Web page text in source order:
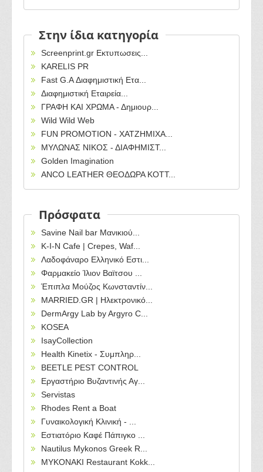
Στην ίδια κατηγορία
Screenprint.gr Εκτυπωσεις...
KARELIS PR
Fast G.A Διαφημιστική Ετα...
Διαφημιστική Εταιρεία...
ΓΡΑΦΗ ΚΑΙ ΧΡΩΜΑ - Δημιουρ...
Wild Wild Web
FUN PROMOTION - ΧΑΤΖΗΜΙΧΑ...
ΜΥΛΩΝΑΣ ΝΙΚΟΣ - ΔΙΑΦΗΜΙΣΤ...
Golden Imagination
ANCO LEATHER ΘΕΟΔΩΡΑ ΚΟΤΤ...
Πρόσφατα
Savine Nail bar Μανικιού...
Κ-Ι-Ν Cafe | Crepes, Waf...
Λαδοφάναρο Ελληνικό Εστι...
Φαρμακείο Ίλιον Βαϊτσου ...
Έπιπλα Μούζος Κωνσταντίν...
MARRIED.GR | Ηλεκτρονικό...
DermArgy Lab by Argyro C...
KOSEA
IsayCollection
Health Kinetix - Συμπληρ...
BEETLE PEST CONTROL
Εργαστήριο Βυζαντινής Αγ...
Servistas
Rhodes Rent a Boat
Γυναικολογική Κλινική - ...
Εστιατόριο Καφέ Πάπιγκο ...
Nautilus Mykonos Greek R...
MYKONAKI Restaurant Kokk...